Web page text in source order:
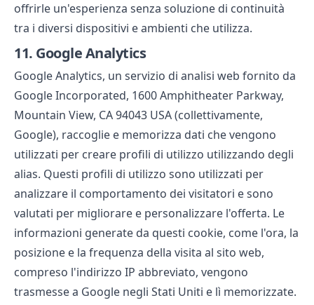
offrirle un'esperienza senza soluzione di continuità
tra i diversi dispositivi e ambienti che utilizza.
11. Google Analytics
Google Analytics, un servizio di analisi web fornito da
Google Incorporated, 1600 Amphitheater Parkway,
Mountain View, CA 94043 USA (collettivamente,
Google), raccoglie e memorizza dati che vengono
utilizzati per creare profili di utilizzo utilizzando degli
alias. Questi profili di utilizzo sono utilizzati per
analizzare il comportamento dei visitatori e sono
valutati per migliorare e personalizzare l'offerta. Le
informazioni generate da questi cookie, come l'ora, la
posizione e la frequenza della visita al sito web,
compreso l'indirizzo IP abbreviato, vengono
trasmesse a Google negli Stati Uniti e lì memorizzate.